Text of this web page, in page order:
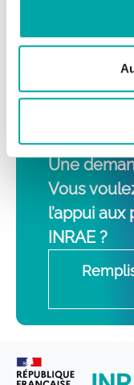
Vos
l’appui
à INRAE
Une
Vous
l’appui
INRAE ?